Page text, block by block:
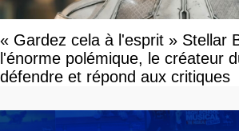
« Gardez cela à l'esprit » Stellar
l'énorme polémique, le créateur
défendre et répond aux critiques